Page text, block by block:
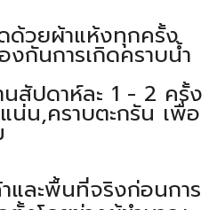
ด้วยผ้าแห้งทุกครั้ง
งกันการเกิดคราบน้ำ
สัปดาห์ละ 1 - 2 ครั้ง
น่น,คราบตะกรัน เพื่อ
และพื้นที่จริงก่อนการ